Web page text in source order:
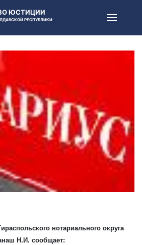
ЮСТИЦИИ
РЕСПУБЛИКИ
нотариального округа
Н.И. сообщает: